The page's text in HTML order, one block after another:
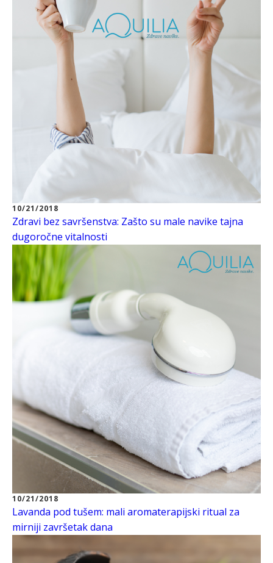
10/21/2018
Zdravi bez savršenstva: Zašto su male navike tajna
dugoročne vitalnosti
10/21/2018
Lavanda pod tušem: mali aromaterapijski ritual za
mirniji završetak dana